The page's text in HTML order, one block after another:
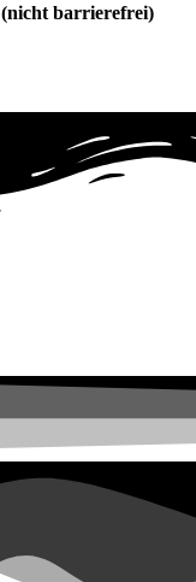
(nicht barrierefrei)